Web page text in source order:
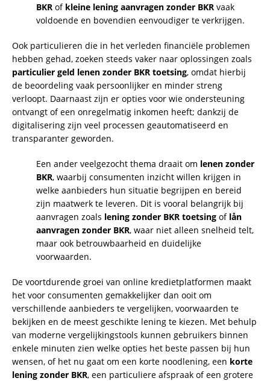
BKR of kleine lening aanvragen zonder BKR vaak
voldoende en bovendien eenvoudiger te verkrijgen.
Ook particulieren die in het verleden financiële problemen
hebben gehad, zoeken steeds vaker naar oplossingen zoals
particulier geld lenen zonder BKR toetsing, omdat hierbij
de beoordeling vaak persoonlijker en minder streng
verloopt. Daarnaast zijn er opties voor wie ondersteuning
ontvangt of een onregelmatig inkomen heeft; dankzij de
digitalisering zijn veel processen geautomatiseerd en
transparanter geworden.
Een ander veelgezocht thema draait om lenen zonder
BKR, waarbij consumenten inzicht willen krijgen in
welke aanbieders hun situatie begrijpen en bereid
zijn maatwerk te leveren. Dit is vooral belangrijk bij
aanvragen zoals lening zonder BKR toetsing of lån
aanvragen zonder BKR, waar niet alleen snelheid telt,
maar ook betrouwbaarheid en duidelijke
voorwaarden.
De voortdurende groei van online kredietplatformen maakt
het voor consumenten gemakkelijker dan ooit om
verschillende aanbieders te vergelijken, voorwaarden te
bekijken en de meest geschikte lening te kiezen. Met behulp
van moderne vergelijkingstools kunnen gebruikers binnen
enkele minuten zien welke opties het beste passen bij hun
wensen, of het nu gaat om een korte noodlening, een korte
lening zonder BKR, een particuliere afspraak of een grotere